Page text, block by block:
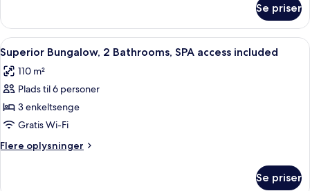
access
included
Suite,
Mountain
View,
SPA
access
included
Se priser
Indlæs
alle
billeder
af
Superior
Bungalow,
2
Bathrooms,
access
Et moderne hus med en patio,
9
Superior Bungalow, 2 Bathrooms, SPA access included
110 m²
Plads til 6 personer
3 enkeltsenge
Gratis Wi-Fi
Flere oplysninger
Flere
Se priser